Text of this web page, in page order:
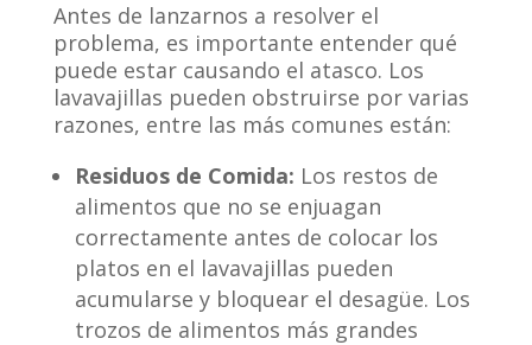
Antes de lanzarnos a resolver el
problema, es importante entender qué
puede estar causando el atasco. Los
lavavajillas pueden obstruirse por varias
razones, entre las más comunes están:
Residuos de Comida: Los restos de
alimentos que no se enjuagan
correctamente antes de colocar los
platos en el lavavajillas pueden
acumularse y bloquear el desagüe. Los
trozos de alimentos más grandes